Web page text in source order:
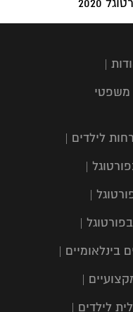
|
משפטי
לילדים |
|
|
|
בינלאומיים |
|
לילדים |